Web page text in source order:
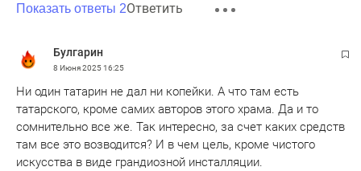
Показать ответы 2Ответить
Булгарин
8 Июня 202516:25
Ни один татарин не дал ни копейки. А что там есть
татарского, кроме самих авторов этого храма. Да и то
сомнительно все же. Так интересно, за счет каких средств
там все это возводится? И в чем цель, кроме чистого
искусства в виде грандиозной инсталляции.